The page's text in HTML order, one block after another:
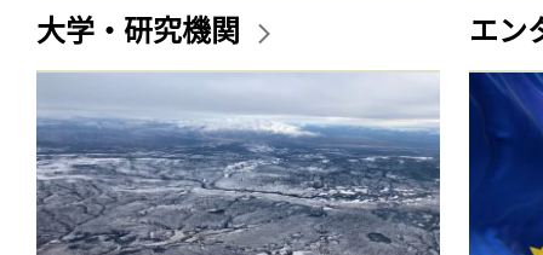
大学・研究機関 エン